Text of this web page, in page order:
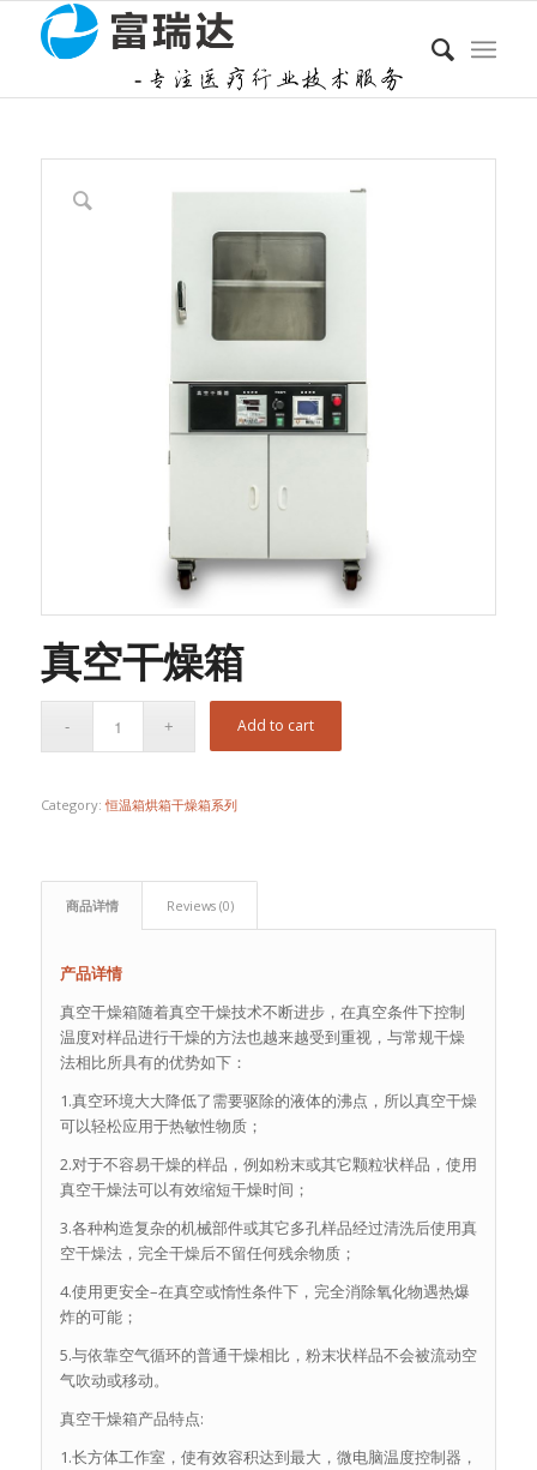
真空干燥箱
Add to cart
Category:恒温箱烘箱干燥箱系列
商品详情 Reviews (0)
产品详情
真空干燥箱随着真空干燥技术不断进步，在真空条件下控制
温度对样品进行干燥的方法也越来越受到重视，与常规干燥
法相比所具有的优势如下：
1.真空环境大大降低了需要驱除的液体的沸点，所以真空干燥
可以轻松应用于热敏性物质；
2.对于不容易干燥的样品，例如粉末或其它颗粒状样品，使用
真空干燥法可以有效缩短干燥时间；
3.各种构造复杂的机械部件或其它多孔样品经过清洗后使用真
空干燥法，完全干燥后不留任何残余物质；
4.使用更安全–在真空或惰性条件下，完全消除氧化物遇热爆
炸的可能；
5.与依靠空气循环的普通干燥相比，粉末状样品不会被流动空
气吹动或移动。
真空干燥箱产品特点:
1.长方体工作室，使有效容积达到最大，微电脑温度控制器，